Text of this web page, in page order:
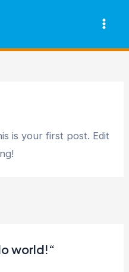
is your first post. Edit
world!“